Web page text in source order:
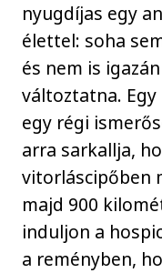
nyugdíjas egy
élettel: soha
és nem is
változtatna.
egy régi
arra sarkallja,
vitorláscipőben
majd 900
induljon a
a reményben,